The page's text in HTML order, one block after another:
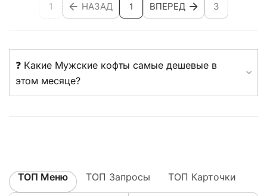
1 НАЗАД 1 ВПЕРЕД 3
❓ Какие Мужские кофты самые дешевые в
этом месяце?
ТОП Меню ТОП Запросы ТОП Карточки